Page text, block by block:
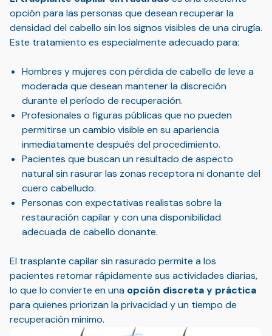
opción para las personas que desean recuperar la
densidad del cabello sin los signos visibles de una cirugía.
Este tratamiento es especialmente adecuado para:
Hombres y mujeres con pérdida de cabello de leve a
moderada que desean mantener la discreción
durante el período de recuperación.
Profesionales o figuras públicas que no pueden
permitirse un cambio visible en su apariencia
inmediatamente después del procedimiento.
Pacientes que buscan un resultado de aspecto
natural sin rasurar las zonas receptora ni donante del
cuero cabelludo.
Personas con expectativas realistas sobre la
restauración capilar y con una disponibilidad
adecuada de cabello donante.
El trasplante capilar sin rasurado permite a los
pacientes retomar rápidamente sus actividades diarias,
lo que lo convierte en una opción discreta y práctica
para quienes priorizan la privacidad y un tiempo de
recuperación mínimo.